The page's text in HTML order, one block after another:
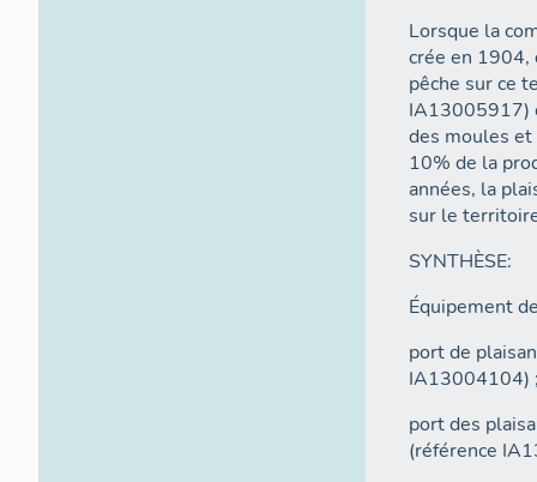
Lorsque la
crée en 1904,
pêche sur ce
IA13005917)
des moules
10% de la
années, la
sur le
SYNTHÈSE:
Équipement
port de
IA13004104)
port des
(référence